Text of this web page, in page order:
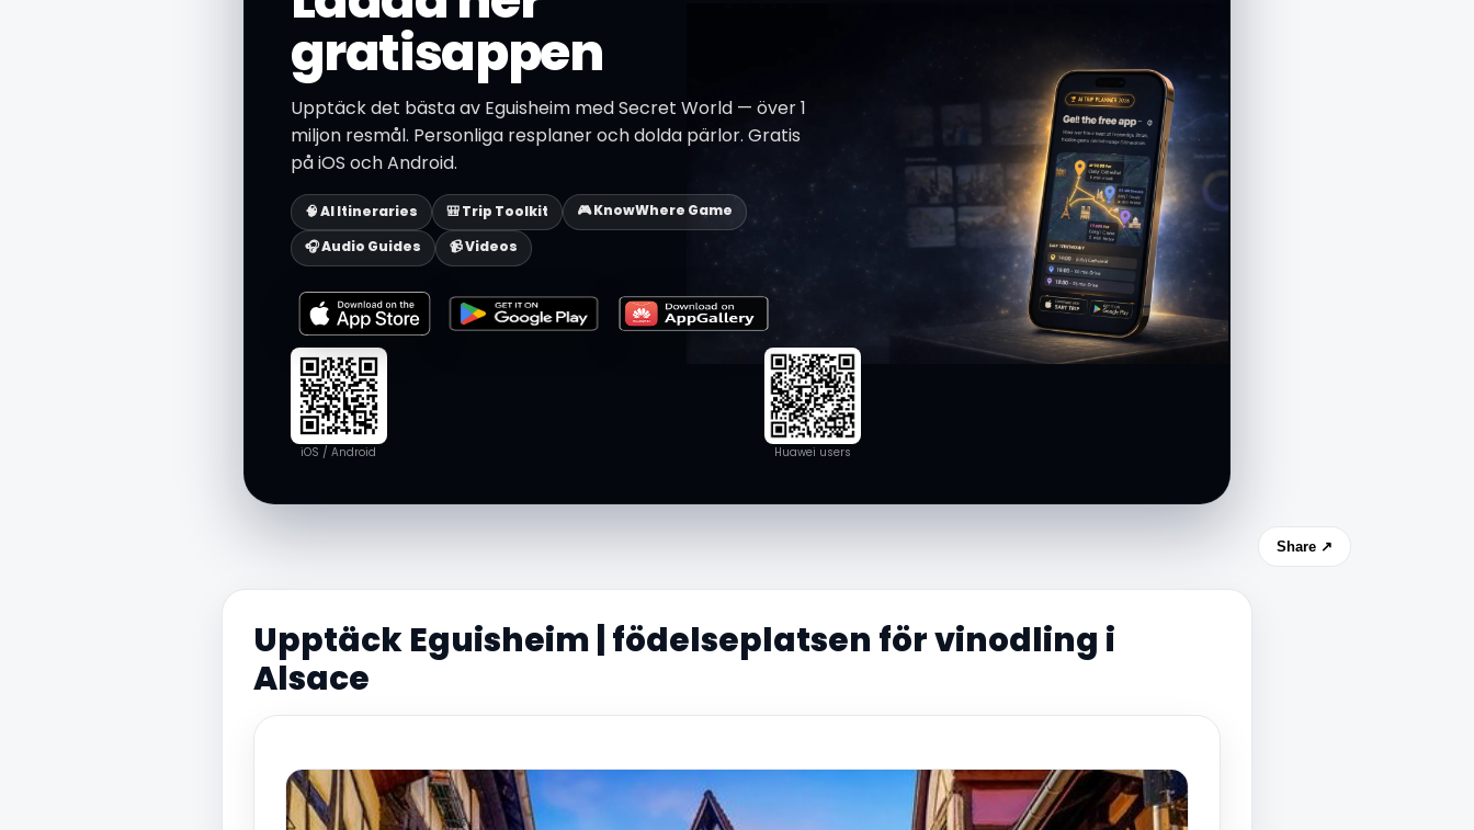
gratisappen
Upptäck det bästa av Eguisheim med Secret World — över 1
miljon resmål. Personliga resplaner och dolda pärlor. Gratis
på iOS och Android.
🧠 AI Itineraries 🎒 Trip Toolkit
🎮 KnowWhere Game
🎧 Audio Guides
📹 Videos
iOS / Android Huawei users
Share ↗
Upptäck Eguisheim | födelseplatsen för vinodling i
Alsace